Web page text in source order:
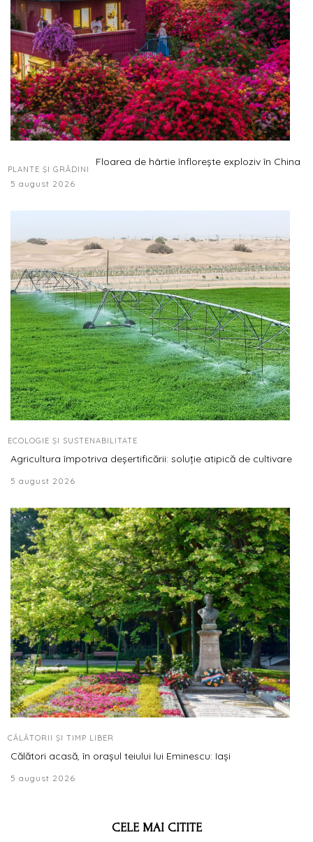
PLANTE ȘI GRĂDINI
Floarea de hârtie înflorește exploziv în China
5 august 2026
ECOLOGIE ȘI SUSTENABILITATE
Agricultura împotriva deșertificării: soluție atipică de cultivare
5 august 2026
CĂLĂTORII ȘI TIMP LIBER
Călători acasă, în orașul teiului lui Eminescu: Iași
5 august 2026
CELE MAI CITITE